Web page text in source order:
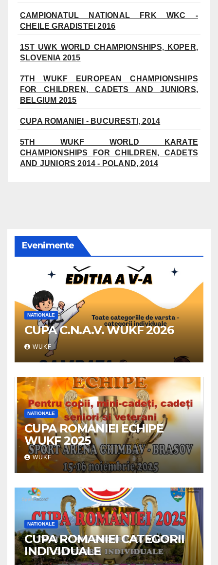
CAMPIONATUL NATIONAL FRK WKC -
CHEILE GRADISTEI 2016
1ST UWK WORLD CHAMPIONSHIPS, KOPER,
SLOVENIA 2015
7TH WUKF EUROPEAN CHAMPIONSHIPS
FOR CHILDREN, CADETS AND JUNIORS,
BELGIUM 2015
CUPA ROMANIEI - BUCURESTI, 2014
5TH WUKF WORLD KARATE
CHAMPIONSHIPS FOR CHILDREN, CADETS
AND JUNIORS 2014 - POLAND, 2014
Evenimente
NATIONALE
CUPA C.N.A.V. WUKF 2026
WUKF
NATIONALE
CUPA ROMANIEI ECHIPE
WUKF 2025
WUKF
NATIONALE
CUPA ROMANIEI CATEGORII
INDIVIDUALE